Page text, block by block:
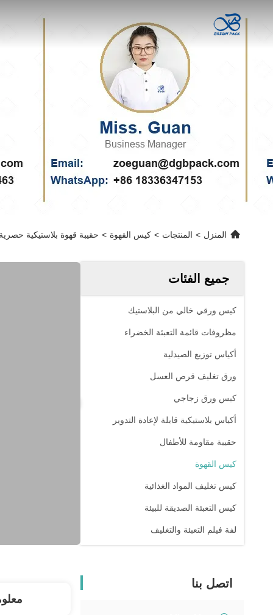
المنزل > المنتجات > كيس القهوة > حقيبة قهوة بلاستيكية حصرية 1 كيلوغرام 1 رطل 1/2 رطل صمام نفاذ واحد
جميع الفئات
كيس ورقي خالي من البلاستيك
مظروفات قائمة التعبئة الخضراء
أكياس توزيع الصيدلية
ورق تغليف قرص العسل
كيس ورق زجاجي
أكياس بلاستيكية قابلة لإعادة التدوير
حقيبة مقاومة للأطفال
كيس القهوة
كيس تغليف المواد الغذائية
كيس التعبئة الصديقة للبيئة
لفة فيلم التعبئة والتغليف
اتصل بنا